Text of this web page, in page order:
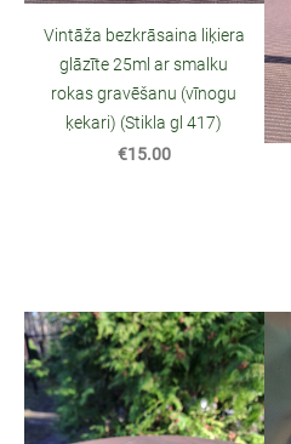
Vintāža bezkrāsaina liķiera
glāzīte 25ml ar smalku
rokas gravēšanu (vīnogu
ķekari) (Stikla gl 417)
€15.00